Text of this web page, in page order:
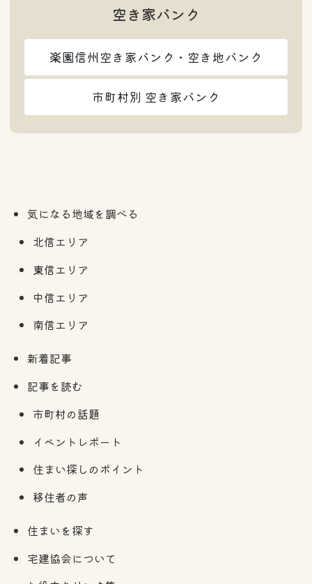
空き家バンク
楽園信州空き家バンク・空き地バンク
市町村別 空き家バンク
気になる地域を調べる
北信エリア
東信エリア
中信エリア
南信エリア
新着記事
記事を読む
市町村の話題
イベントレポート
住まい探しのポイント
移住者の声
住まいを探す
宅建協会について